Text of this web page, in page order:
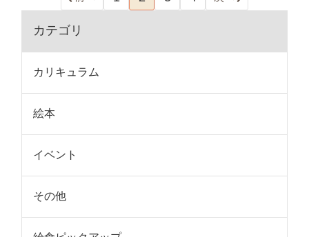
カテゴリ
カリキュラム
絵本
イベント
その他